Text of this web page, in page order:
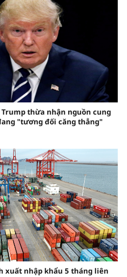
thừa nhận nguồn cung
"tương đối căng thẳng"
xuất nhập khẩu 5 tháng liên